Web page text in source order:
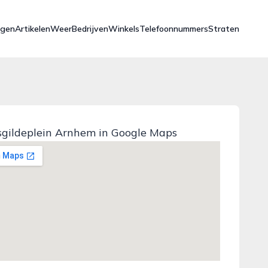
ArtikelenWeerBedrijvenWinkelsTelefoonnummersStraten
Arnhem in Google Maps